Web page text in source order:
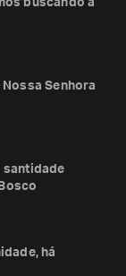
buscando a
Senhora
santidade
há